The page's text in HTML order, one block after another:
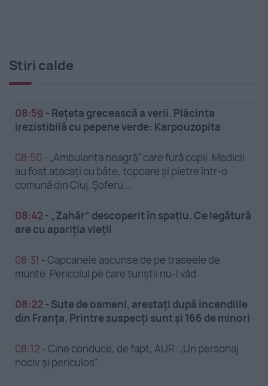
Stiri calde
08:59 - Rețeta grecească a verii. Plăcinta
irezistibilă cu pepene verde: Karpouzopita
08:50 - „Ambulanța neagră” care fură copii. Medicii
au fost atacați cu bâte, topoare și pietre într-o
comună din Cluj. Șoferu...
08:42 - „Zahăr” descoperit în spațiu. Ce legătură
are cu apariția vieții
08:31 -Capcanele ascunse de pe traseele de
munte. Pericolul pe care turiștii nu-l văd
08:22 - Sute de oameni, arestați după incendiile
din Franța. Printre suspecți sunt și 166 de minori
08:12 -Cine conduce, de fapt, AUR: „Un personaj
nociv și periculos”